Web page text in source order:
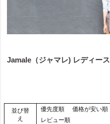
Jamale（ジャマレ) レディース
並び替
え
優先度順 価格が安い順
レビュー順